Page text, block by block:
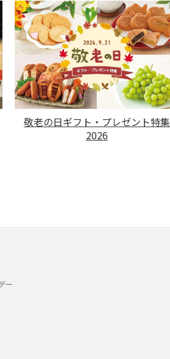
敬老の日ギフト・プレゼント特集
2026
ー